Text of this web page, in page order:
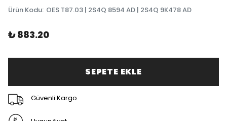
Ürün Kodu: OES T87.03 | 2S4Q 8594 AD | 2S4Q 9K478 AD
₺ 883.20
SEPETE EKLE
Güvenli Kargo